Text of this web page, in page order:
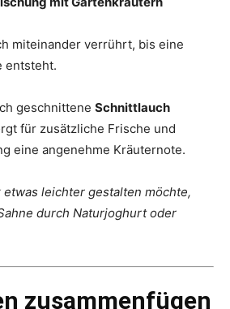
miteinander verrührt, bis eine
entsteht.
geschnittene Schnittlauch
für zusätzliche Frische und
eine angenehme Kräuternote.
etwas leichter gestalten möchte,
durch Naturjoghurt oder
zusammenfügen